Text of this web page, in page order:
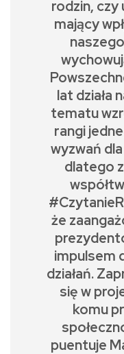
rodzin,
mający
lat działa
tematu
rangi
wyzwań
dlatego
że
impulsem
działań.
się w
komu
puentuje